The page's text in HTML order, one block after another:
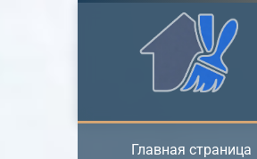
Главная страница